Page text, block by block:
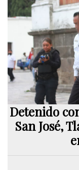
Detenido
San José,